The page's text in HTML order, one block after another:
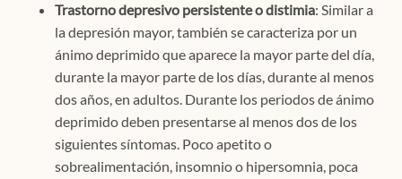
Trastorno depresivo persistente o distimia: Similar a
la depresión mayor, también se caracteriza por un
ánimo deprimido que aparece la mayor parte del día,
durante la mayor parte de los días, durante al menos
dos años, en adultos. Durante los periodos de ánimo
deprimido deben presentarse al menos dos de los
siguientes síntomas. Poco apetito o
sobrealimentación, insomnio o hipersomnia, poca